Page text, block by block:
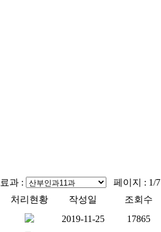
과 :
페이지 : 1/7
처리현황
작성일
조회수
2019-11-25
17865